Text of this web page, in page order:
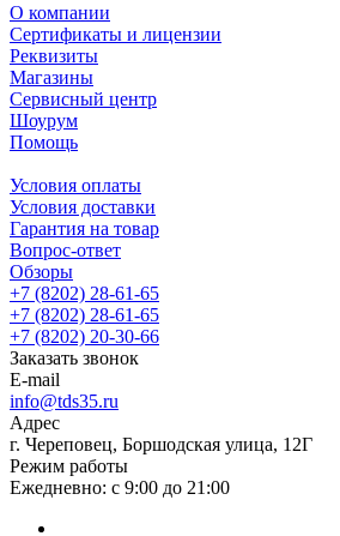
О компании
Сертификаты и лицензии
Реквизиты
Магазины
Сервисный центр
Шоурум
Помощь
Условия оплаты
Условия доставки
Гарантия на товар
Вопрос-ответ
Обзоры
+7 (8202) 28‑61-65
+7 (8202) 28‑61-65
+7 (8202) 20‑30-66
Заказать звонок
E-mail
info@tds35.ru
Адрес
г. Череповец, Боршодская улица, 12Г
Режим работы
Ежедневно: с 9:00 до 21:00